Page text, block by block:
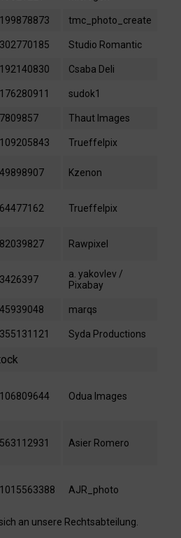
199878873 tmc_photo_create
302770185 Studio Romantic
192140830 Csaba Deli
176280911 sudok1
7809857 Thaut Images
109205843 Trueffelpix
49898907 Kzenon
64477162 Trueffelpix
82039827 Rawpixel
3426397
a. yakovlev /
Pixabay
45939048 marqs
355131121 Syda Productions
106809644 Odua Images
563112931 Asier Romero
1015563388 AJR_photo
an unsere Rechtsabteilung.